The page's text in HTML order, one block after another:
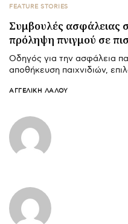
FEATURE STORIES
Συμβουλές ασφάλειας
πρόληψη πνιγμού σε
Οδηγός για την ασφάλεια
αποθήκευση παιχνιδιών,
ΑΓΓΕΛΙΚΉ ΛΆΛΟΥ